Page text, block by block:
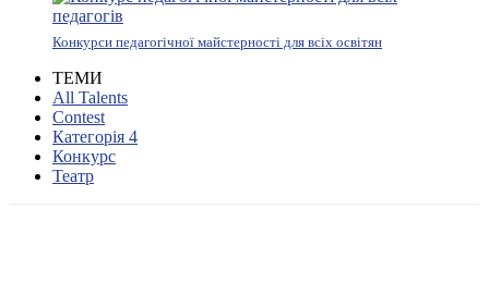
Конкурси педагогічної майстерності для всіх освітян
ТЕМИ
All Talents
Contest
Категорія 4
Конкурс
Театр